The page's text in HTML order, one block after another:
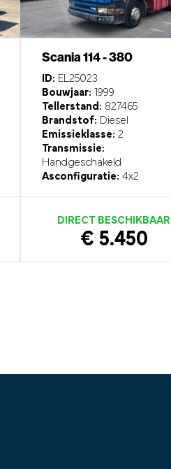
Scania 114 - 380
ID: EL25023
Bouwjaar: 1999
Tellerstand: 827465
Brandstof: Diesel
Emissieklasse: 2
Transmissie:
Handgeschakeld
Asconfiguratie: 4x2
DIRECT BESCHIKBAAR
€ 5.450